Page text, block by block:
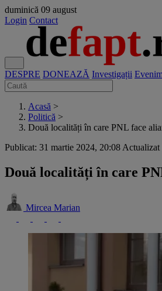
duminică 09 august
Login Contact
DESPRE DONEAZĂ Investigații
Acasă >
Politică >
Două localități în care PNL face
Publicat: 31 martie 2024, 20:08 Actualizat
Două localități în care
Mircea Marian